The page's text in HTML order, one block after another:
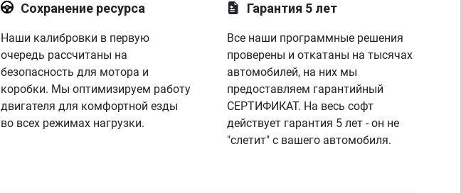
Сохранение ресурса
Наши калибровки в первую
очередь рассчитаны на
безопасность для мотора и
коробки. Мы оптимизируем работу
двигателя для комфортной езды
во всех режимах нагрузки.
Гарантия 5 лет
Все наши программные решения
проверены и откатаны на тысячах
автомобилей, на них мы
предоставляем гарантийный
СЕРТИФИКАТ. На весь софт
действует гарантия 5 лет - он не
"слетит" с вашего автомобиля.